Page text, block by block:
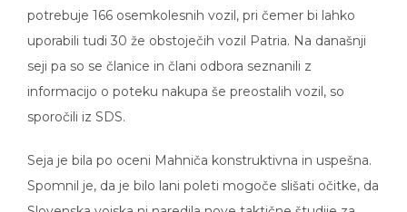
potrebuje 166 osemkolesnih vozil, pri čemer bi lahko
uporabili tudi 30 že obstoječih vozil Patria. Na današnji
seji pa so se članice in člani odbora seznanili z
informacijo o poteku nakupa še preostalih vozil, so
sporočili iz SDS.
Seja je bila po oceni Mahniča konstruktivna in uspešna.
Spomnil je, da je bilo lani poleti mogoče slišati očitke, da